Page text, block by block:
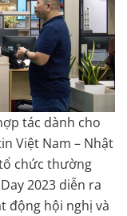
tác dành cho
Việt Nam – Nhật
tổ chức thường
2023 diễn ra
động hội nghị và